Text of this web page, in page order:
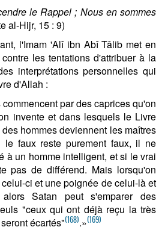
le Rappel ; Nous en sommes
al-Hijr, 15 : 9)
l'Imam 'Alî ibn Abî Tâlib met en
les tentations d'attribuer à la
interprétations personnelles qui
d'Allah :
par des caprices qu'on
invente et dans lesquels le Livre
hommes deviennent les maîtres
le faux reste purement faux, il ne
à un homme intelligent, et si le vrai
pas de différend. Mais lorsqu'on
ci et une poignée de celui-là et
Satan peut s'emparer des
"ceux qui ont déjà reçu la très
écartés"(168).»(169)